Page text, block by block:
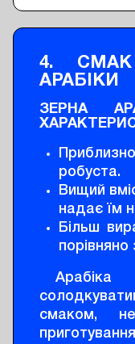
4. СМАК
АРАБІКИ
ЗЕРНА
робуста.
Вищий
надає їм
Більш
Арабіка
смаком,